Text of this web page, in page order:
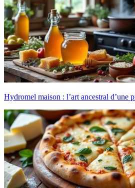
Hydromel maison : l’art ancestral d’une